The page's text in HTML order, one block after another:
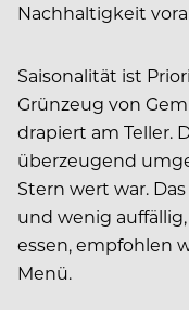
Nachhaltigkeit
Saisonalität ist
Grünzeug von
drapiert am Teller.
überzeugend
Stern wert war.
und wenig
essen, empfohlen
Menü.